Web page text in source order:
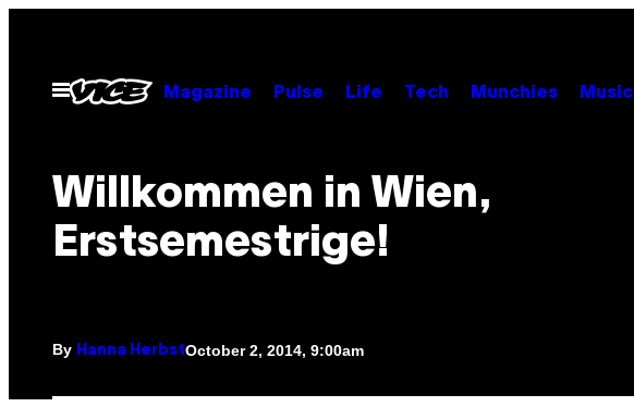
contentOpen
Menu
Magazine Pulse Life Tech Munchies Music
Willkommen in Wien,
Erstsemestrige!
By Hanna HerbstOctober 2, 2014, 9:00am